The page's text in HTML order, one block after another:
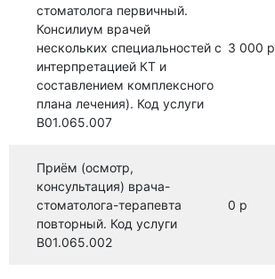
стоматолога первичный.
Консилиум врачей
нескольких специальностей с
интерпретацией КТ и
составлением комплексного
плана лечения). Код услуги
B01.065.007
3 000 р
Приём (осмотр,
консультация) врача-
стоматолога-терапевта
повторный. Код услуги
B01.065.002
0 р